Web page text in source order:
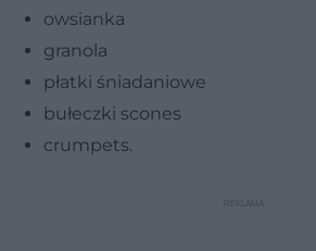
owsianka
granola
płatki śniadaniowe
bułeczki scones
crumpets.